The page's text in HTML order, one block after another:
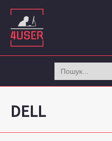
Перейти
вмісту
Search
for:
DELL